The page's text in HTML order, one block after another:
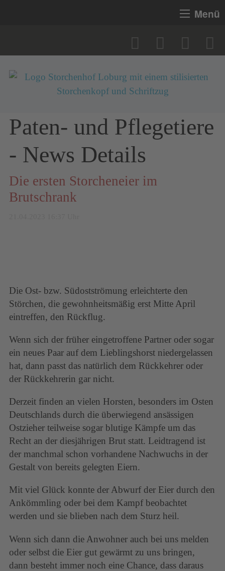
Menü
Paten- und Pflegetiere
- News Details
Die ersten Storcheneier im
Brutschrank
Die Ost- bzw. Südostströmung erleichterte den
Störchen, die gewohnheitsmäßig erst Mitte April
eintreffen, den Rückflug.
Wenn sich der früher eingetroffene Partner oder sogar
ein neues Paar auf dem Lieblingshorst niedergelassen
hat, dann passt das natürlich dem Rückkehrer oder
der Rückkehrerin gar nicht.
Derzeit finden an vielen Horsten, besonders im Osten
Deutschlands durch die überwiegend ansässigen
Ostzieher teilweise sogar blutige Kämpfe um das
Recht an der diesjährigen Brut statt. Leidtragend ist
der manchmal schon vorhandene Nachwuchs in der
Gestalt von bereits gelegten Eiern.
Mit viel Glück konnte der Abwurf der Eier durch den
Ankömmling oder bei dem Kampf beobachtet
werden und sie blieben nach dem Sturz heil.
Wenn sich dann die Anwohner auch bei uns melden
oder selbst die Eier gut gewärmt zu uns bringen,
dann besteht immer noch eine Chance, dass daraus